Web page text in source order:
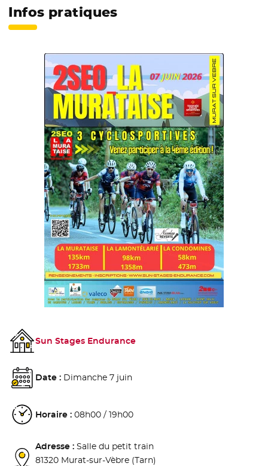
Infos pratiques
Sun Stages Endurance
Date : Dimanche 7 juin
Horaire : 08h00 / 19h00
Adresse : Salle du petit train
81320 Murat-sur-Vèbre (Tarn)